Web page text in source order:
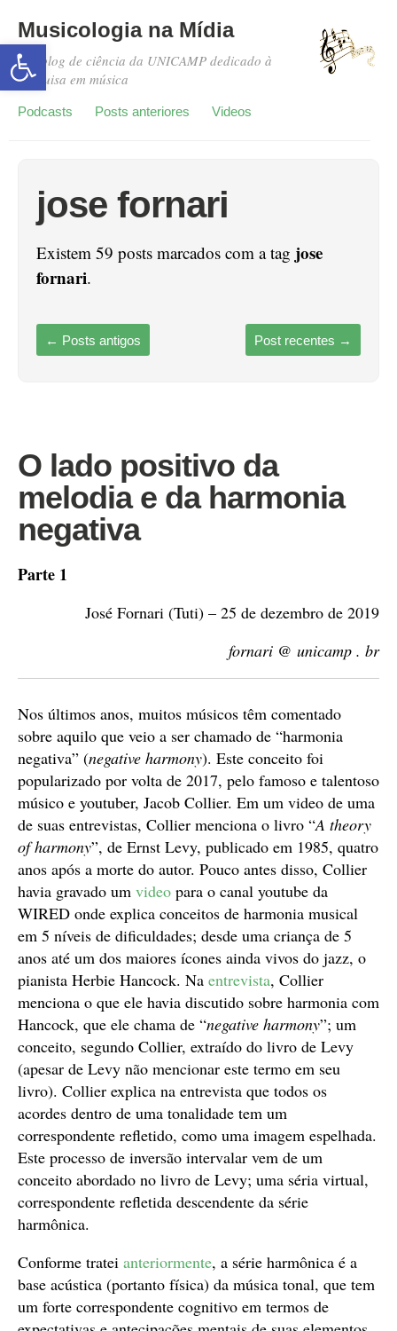
Abrir a barra de ferramentas
Musicologia na Mídia
Um blog de ciência da UNICAMP dedicado à
pesquisa em música
Podcasts Posts anteriores Videos
jose fornari
Existem 59 posts marcados com a tag jose
fornari.
← Posts antigos Post recentes →
O lado positivo da
melodia e da harmonia
negativa
Parte 1
José Fornari (Tuti) – 25 de dezembro de 2019
fornari @ unicamp . br
Nos últimos anos, muitos músicos têm comentado
sobre aquilo que veio a ser chamado de “harmonia
negativa” (negative harmony). Este conceito foi
popularizado por volta de 2017, pelo famoso e talentoso
músico e youtuber, Jacob Collier. Em um video de uma
de suas entrevistas, Collier menciona o livro “A theory
of harmony”, de Ernst Levy, publicado em 1985, quatro
anos após a morte do autor. Pouco antes disso, Collier
havia gravado um video para o canal youtube da
WIRED onde explica conceitos de harmonia musical
em 5 níveis de dificuldades; desde uma criança de 5
anos até um dos maiores ícones ainda vivos do jazz, o
pianista Herbie Hancock. Na entrevista, Collier
menciona o que ele havia discutido sobre harmonia com
Hancock, que ele chama de “negative harmony”; um
conceito, segundo Collier, extraído do livro de Levy
(apesar de Levy não mencionar este termo em seu
livro). Collier explica na entrevista que todos os
acordes dentro de uma tonalidade tem um
correspondente refletido, como uma imagem espelhada.
Este processo de inversão intervalar vem de um
conceito abordado no livro de Levy; uma séria virtual,
correspondente refletida descendente da série
harmônica.
Conforme tratei anteriormente, a série harmônica é a
base acústica (portanto física) da música tonal, que tem
um forte correspondente cognitivo em termos de